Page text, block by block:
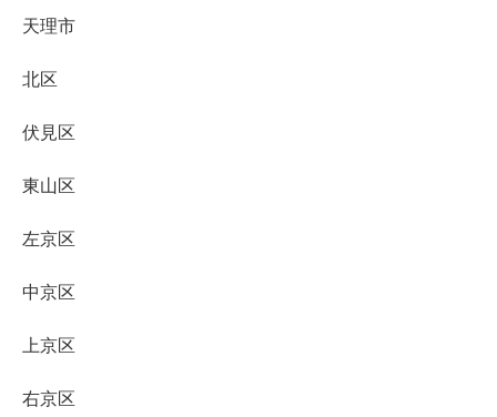
天理市
北区
伏見区
東山区
左京区
中京区
上京区
右京区